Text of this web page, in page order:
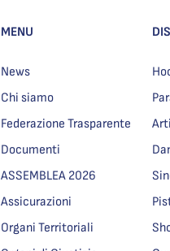
MENU
News
Chi siamo
Federazione Trasparente
Documenti
ASSEMBLEA 2026
Assicurazioni
Organi Territoriali